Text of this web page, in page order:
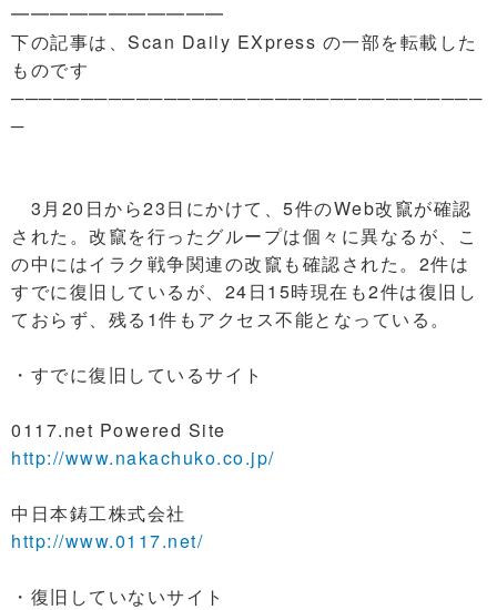
━━━━━━━━━━━
下の記事は、Scan Daily EXpress の一部を転載した
ものです
──────────────────────────────────
─
3月20日から23日にかけて、5件のWeb改竄が確認
された。改竄を行ったグループは個々に異なるが、こ
の中にはイラク戦争関連の改竄も確認された。2件は
すでに復旧しているが、24日15時現在も2件は復旧し
ておらず、残る1件もアクセス不能となっている。
・すでに復旧しているサイト
0117.net Powered Site
http://www.nakachuko.co.jp/
中日本鋳工株式会社
http://www.0117.net/
・復旧していないサイト